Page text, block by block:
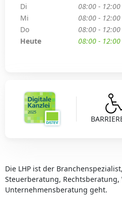
Die LHP ist der
Steuerberatung,
Unternehmensberatung geht.
Di
08:00 - 12:00
Mi
08:00 - 12:00
Do
08:00 - 12:00
Heute
08:00 - 12:00